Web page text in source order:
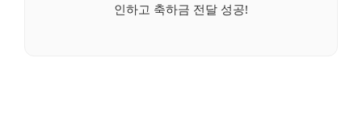
인하고 축하금 전달 성공!